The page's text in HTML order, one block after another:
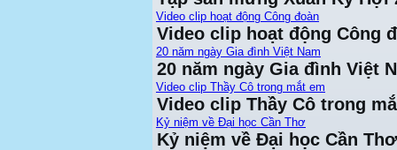
Video clip hoạt động Công đoàn
Video clip hoạt động Công
20 năm ngày Gia đình Việt Nam
20 năm ngày Gia đình Việt
Video clip Thầy Cô trong mắt em
Video clip Thầy Cô trong
Kỷ niệm về Đại học Cần Thơ
Kỷ niệm về Đại học Cần Thơ